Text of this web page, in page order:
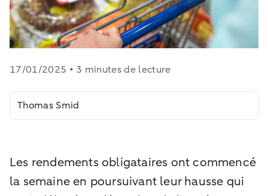
17/01/2025 • 3 minutes de lecture
Thomas Smid
Les rendements obligataires ont commencé
la semaine en poursuivant leur hausse qui